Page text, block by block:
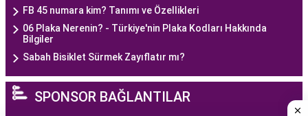
FB 45 numara kim? Tanımı ve Özellikleri
06 Plaka Nerenin? - Türkiye'nin Plaka Kodları Hakkında
Bilgiler
Sabah Bisiklet Sürmek Zayıflatır mı?
SPONSOR BAĞLANTILAR